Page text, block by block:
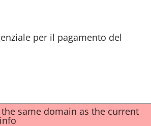
per il pagamento del
same domain as the current